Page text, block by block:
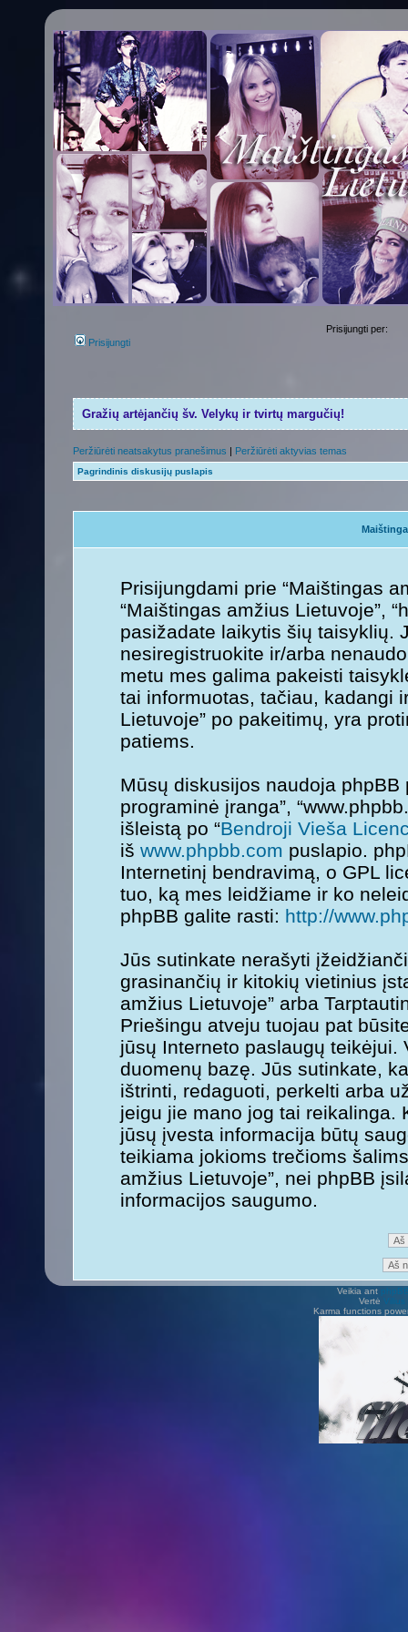
Prisijungti
Prisijungti per:
Gražių artėjančių šv. Velykų ir tvirtų margučių!
Peržiūrėti neatsakytus pranešimus | Peržiūrėti aktyvias temas
Pagrindinis diskusijų puslapis
Prisijungdami prie “Maištingas
“Maištingas amžius Lietuvoje”,
pasižadate laikytis šių taisyklių.
nesiregistruokite ir/arba
metu mes galima pakeisti
tai informuotas, tačiau, kadangi
Lietuvoje” po pakeitimų, yra
patiems.
Mūsų diskusijos naudoja phpBB
programinė įranga”,
išleistą po “Bendroji Vieša
iš www.phpbb.com puslapio.
Internetinį bendravimą, o GPL
tuo, ką mes leidžiame ir ko
phpBB galite rasti: http://
Jūs sutinkate nerašyti
grasinančių ir kitokių vietinius
amžius Lietuvoje” arba
Priešingu atveju tuojau pat
jūsų Interneto paslaugų
duomenų bazę. Jūs sutinkate,
ištrinti, redaguoti, perkelti arba
jeigu jie mano jog tai reikalinga.
jūsų įvesta informacija būtų
teikiama jokioms trečioms
amžius Lietuvoje”, nei phpBB
informacijos saugumo.
Veikia ant
Vertė Vilius
Karma functions